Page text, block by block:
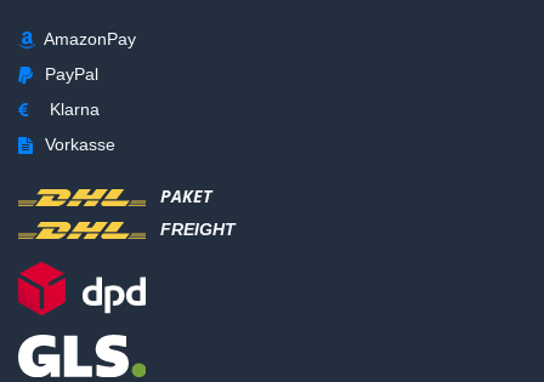
AmazonPay
PayPal
Klarna
Vorkasse
PAKET
FREIGHT